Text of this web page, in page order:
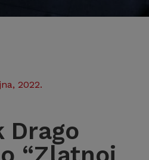
2022.
Drago